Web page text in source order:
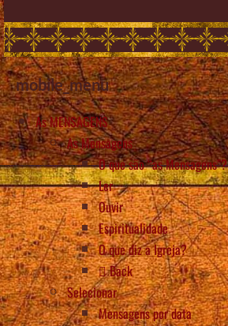
mobile_menu
As MENSAGENS
As Mensagens
O que são “as Mensagens”?
Ler
Ouvir
Espiritualidade
O que diz a Igreja?
Back
Selecionar
Mensagens por data